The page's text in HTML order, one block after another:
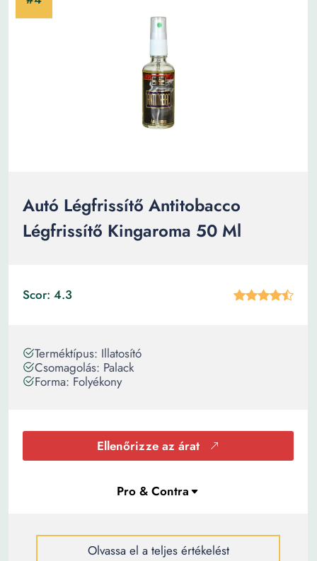
Autó Légfrissítő Antitobacco
Légfrissítő Kingaroma 50 Ml
Scor: 4.3
Terméktípus: Illatosító
Csomagolás: Palack
Forma: Folyékony
Ellenőrizze az árat
Olvassa el a teljes értékelést